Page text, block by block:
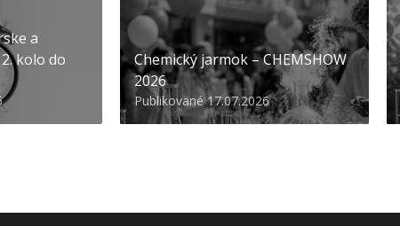
a
kolo do
Chemický jarmok – CHEMSHOW
2026
Publikované 17.07.2026